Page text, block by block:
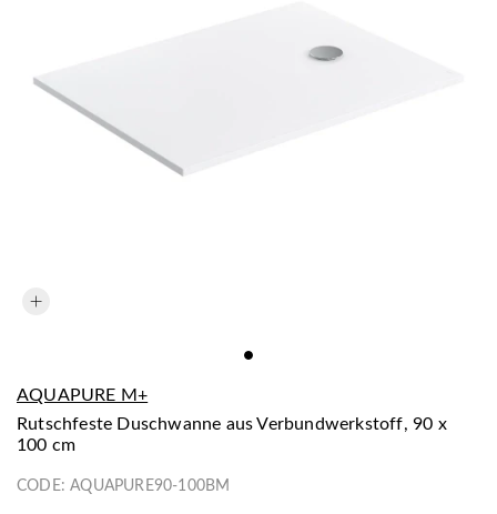
AQUAPURE M+
Rutschfeste Duschwanne aus Verbundwerkstoff, 90 x
100 cm
CODE:AQUAPURE90-100BM